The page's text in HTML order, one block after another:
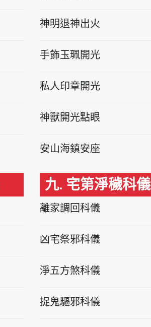
神明退神出火
手飾玉珮開光
私人印章開光
神獸開光點眼
安山海鎮安座
九. 宅第淨穢科儀
離家調回科儀
凶宅祭邪科儀
淨五方煞科儀
捉鬼驅邪科儀